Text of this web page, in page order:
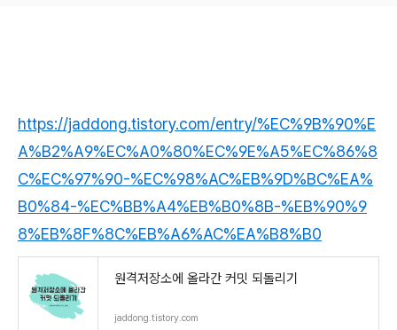
https://jaddong.tistory.com/entry/%EC%9B%90%E
A%B2%A9%EC%A0%80%EC%9E%A5%EC%86%8
C%EC%97%90-%EC%98%AC%EB%9D%BC%EA%
B0%84-%EC%BB%A4%EB%B0%8B-%EB%90%9
8%EB%8F%8C%EB%A6%AC%EA%B8%B0
원격저장소에 올라간 커밋 되돌리기
jaddong.tistory.com